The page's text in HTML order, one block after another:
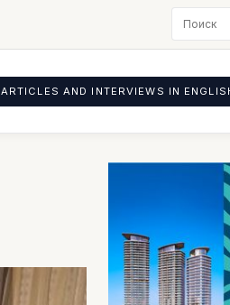
ARTICLES AND INTERVIEWS IN